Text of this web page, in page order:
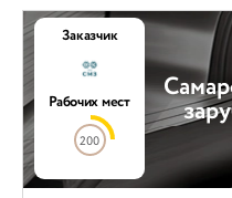
Заказчик
Рабочих мест
200